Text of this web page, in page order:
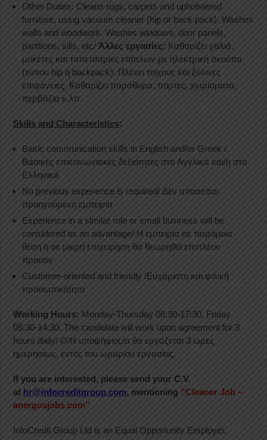
Other Duties: Cleans rugs, carpets and upholstered
furniture, using vacuum cleaner (hip or back pack). Washes
walls and woodwork. Washes windows, door panels,
partitions, sills, etc/Άλλες εργασίες: Καθαρίζει χαλιά,
μοκέτες και ταπετσαρίες επίπλων με ηλεκτρική σκούπα
(τύπου hip ή backpack). Πλένει τοίχους και ξύλινες
επιφάνειες. Καθαρίζει παράθυρα, πόρτες, χωρίσματα,
περβάζια κ.λπ.
Skills and Characteristics:
Basic communication skills in English and/or Greek /
Βασικές επικοινωνιακές δεξιότητες στα Αγγλικά και/ή στα
Ελληνικά
No previous experience is required/ Δεν απαιτείται
προηγούμενη εμπειρία
Experience in a similar role or small business will be
considered as an advantage/ Η εμπειρία σε παρόμοια
θέση ή σε μικρή επιχείρηση θα θεωρηθεί επιπλέον
προσόν
Customer-oriented and friendly /Ευχάριστη και φιλική
προσωπικότητα
Working Hours: Monday-Thursday 08:30-17:30, Friday
08:30-14:30. The candidate will work upon agreement for 3
hours daily/ Ο/Η υποψήφιος/α θα εργάζεται 3 ώρες
ημερησίως, εντός του ωραρίου εργασίας.
If you are interested, please send your C.V.
at hr@infocreditgroup.com, mentioning “Cleaner Job –
anergosjobs.com”
InfoCredit Group Ltd is an Equal Opportunity Employer.